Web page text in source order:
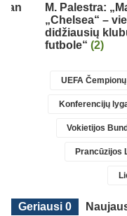
M. Palestra:
„Chelsea“ –
didžiausių
futbole“ (2)
UEFA
Konferencijų
Vokietijos
Prancūzijos
Geriausi 0